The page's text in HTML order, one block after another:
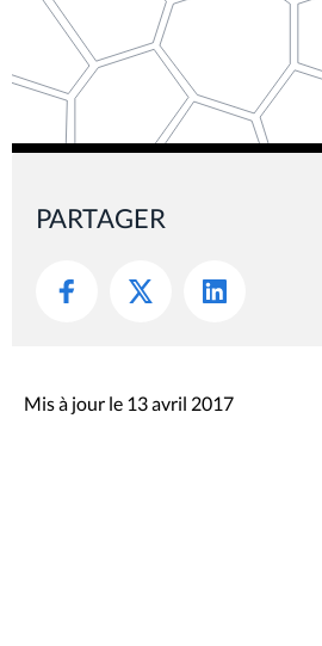
PARTAGER
Mis à jour le 13 avril 2017